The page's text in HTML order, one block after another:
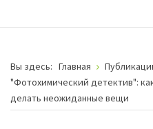
Вы здесь: Главная
"Фотохимический детектив":
делать неожиданные вещи